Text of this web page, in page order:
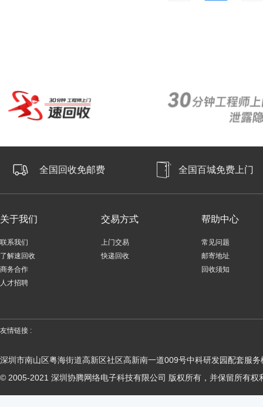
全国回收免邮费 全国百城免费上门
关于我们
联系我们
了解速回收
商务合作
人才招聘
交易方式
上门交易
快递回收
帮助中心
常见问题
邮寄地址
回收须知
友情链接 :
深圳市南山区粤海街道高新区社区高新南一道009号中科研发园配套服务
© 2005-2021 深圳协腾网络电子科技有限公司 版权所有，并保留所有权